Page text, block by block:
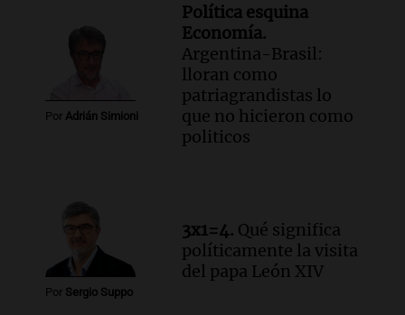
Por Adrián Simioni
Política esquina
Economía.
Argentina-Brasil:
lloran como
patriagrandistas lo
que no hicieron como
politicos
Por Sergio Suppo
3x1=4. Qué significa
políticamente la visita
del papa León XIV